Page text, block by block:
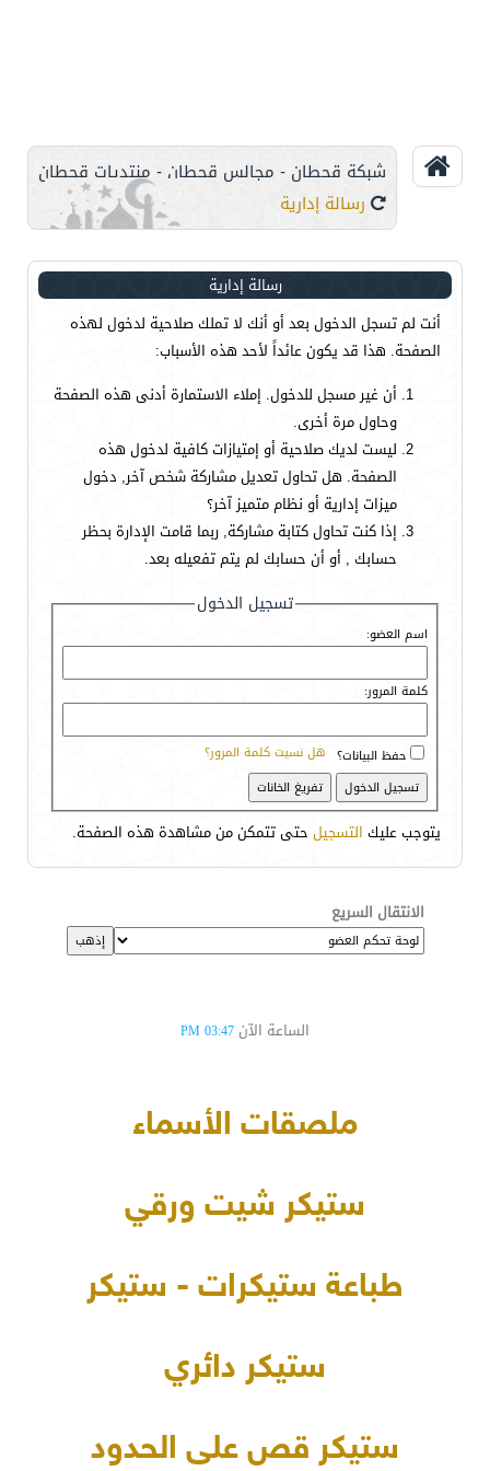
شبكة قحطان - مجالس قحطان - منتديات قحطان
رسالة إدارية
رسالة إدارية
أنت لم تسجل الدخول بعد أو أنك لا تملك صلاحية لدخول لهذه
الصفحة. هذا قد يكون عائداً لأحد هذه الأسباب:
أن غير مسجل للدخول. إملاء الاستمارة أدنى هذه الصفحة
وحاول مرة أخرى.
ليست لديك صلاحية أو إمتيازات كافية لدخول هذه
الصفحة. هل تحاول تعديل مشاركة شخص آخر, دخول
ميزات إدارية أو نظام متميز آخر؟
إذا كنت تحاول كتابة مشاركة, ربما قامت الإدارة بحظر
حسابك , أو أن حسابك لم يتم تفعيله بعد.
تسجيل الدخول
اسم العضو:
كلمة المرور:
هل نسيت كلمة المرور؟ حفظ البيانات؟
يتوجب عليك التسجيل حتى تتمكن من مشاهدة هذه الصفحة.
الانتقال السريع
الساعة الآن 03:47 PM
ملصقات الأسماء
ستيكر شيت ورقي
طباعة ستيكرات - ستيكر
ستيكر دائري
ستيكر قص على الحدود